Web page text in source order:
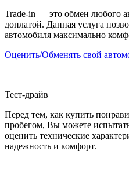
Trade-in — это обмен любого
доплатой. Данная услуга
автомобиля максимально
Оценить/Обменять свой
Тест-драйв
Перед тем, как купить
пробегом, Вы можете
оценить технические
надежность и комфорт.